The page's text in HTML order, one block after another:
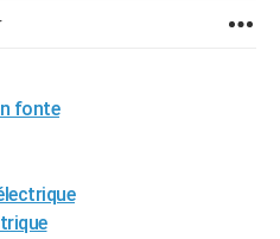
fonte